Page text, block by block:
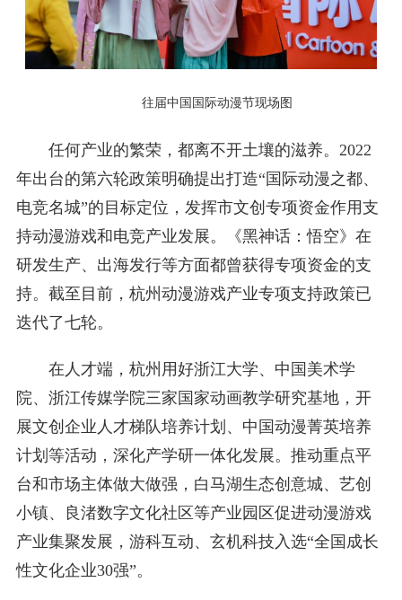
往届中国国际动漫节现场图
任何产业的繁荣，都离不开土壤的滋养。2022
年出台的第六轮政策明确提出打造“国际动漫之都、
电竞名城”的目标定位，发挥市文创专项资金作用支
持动漫游戏和电竞产业发展。《黑神话：悟空》在
研发生产、出海发行等方面都曾获得专项资金的支
持。截至目前，杭州动漫游戏产业专项支持政策已
迭代了七轮。
在人才端，杭州用好浙江大学、中国美术学
院、浙江传媒学院三家国家动画教学研究基地，开
展文创企业人才梯队培养计划、中国动漫菁英培养
计划等活动，深化产学研一体化发展。推动重点平
台和市场主体做大做强，白马湖生态创意城、艺创
小镇、良渚数字文化社区等产业园区促进动漫游戏
产业集聚发展，游科互动、玄机科技入选“全国成长
性文化企业30强”。